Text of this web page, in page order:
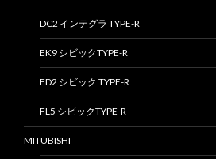
DC2 インテグラ TYPE-R
EK9 シビックTYPE-R
FD2 シビック TYPE-R
FL5 シビックTYPE-R
MITUBISHI